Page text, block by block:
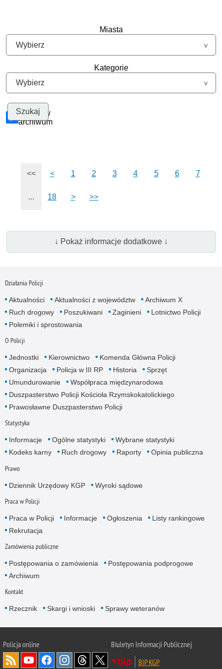
Miasta
Kategorie
Szukaj w
archiwum
<< < 1 2 3 4 5 6 7
... 18 > >>
↓ Pokaż informacje dodatkowe ↓
Działania Policji
Aktualności Aktualności z województw
Archiwum X
Ruch drogowy
Poszukiwani Zaginieni
Lotnictwo Policji
Polemiki i sprostowania
O Policji
Jednostki Kierownictwo
Komenda Główna Policji
Organizacja
Policja w III RP Historia
Sprzęt
Umundurowanie
Współpraca międzynarodowa
Duszpasterstwo Policji Kościoła Rzymskokatolickiego
Prawosławne Duszpasterstwo Policji
Statystyka
Informacje Ogólne statystyki
Wybrane statystyki
Kodeks karny
Ruch drogowy Raporty Opinia publiczna
Prawo
Dziennik Urzędowy KGP Wyroki sądowe
Praca w Policji
Praca w Policji Informacje Ogłoszenia
Listy rankingowe
Rekrutacja
Zamówienia publiczne
Postępowania o zamówienia
Postępowania podprogowe
Archiwum
Kontakt
Rzecznik Skargi i wnioski Sprawy weteranów
Policjaonline
Biuletyn Informacji Publicznej
BIP KGP